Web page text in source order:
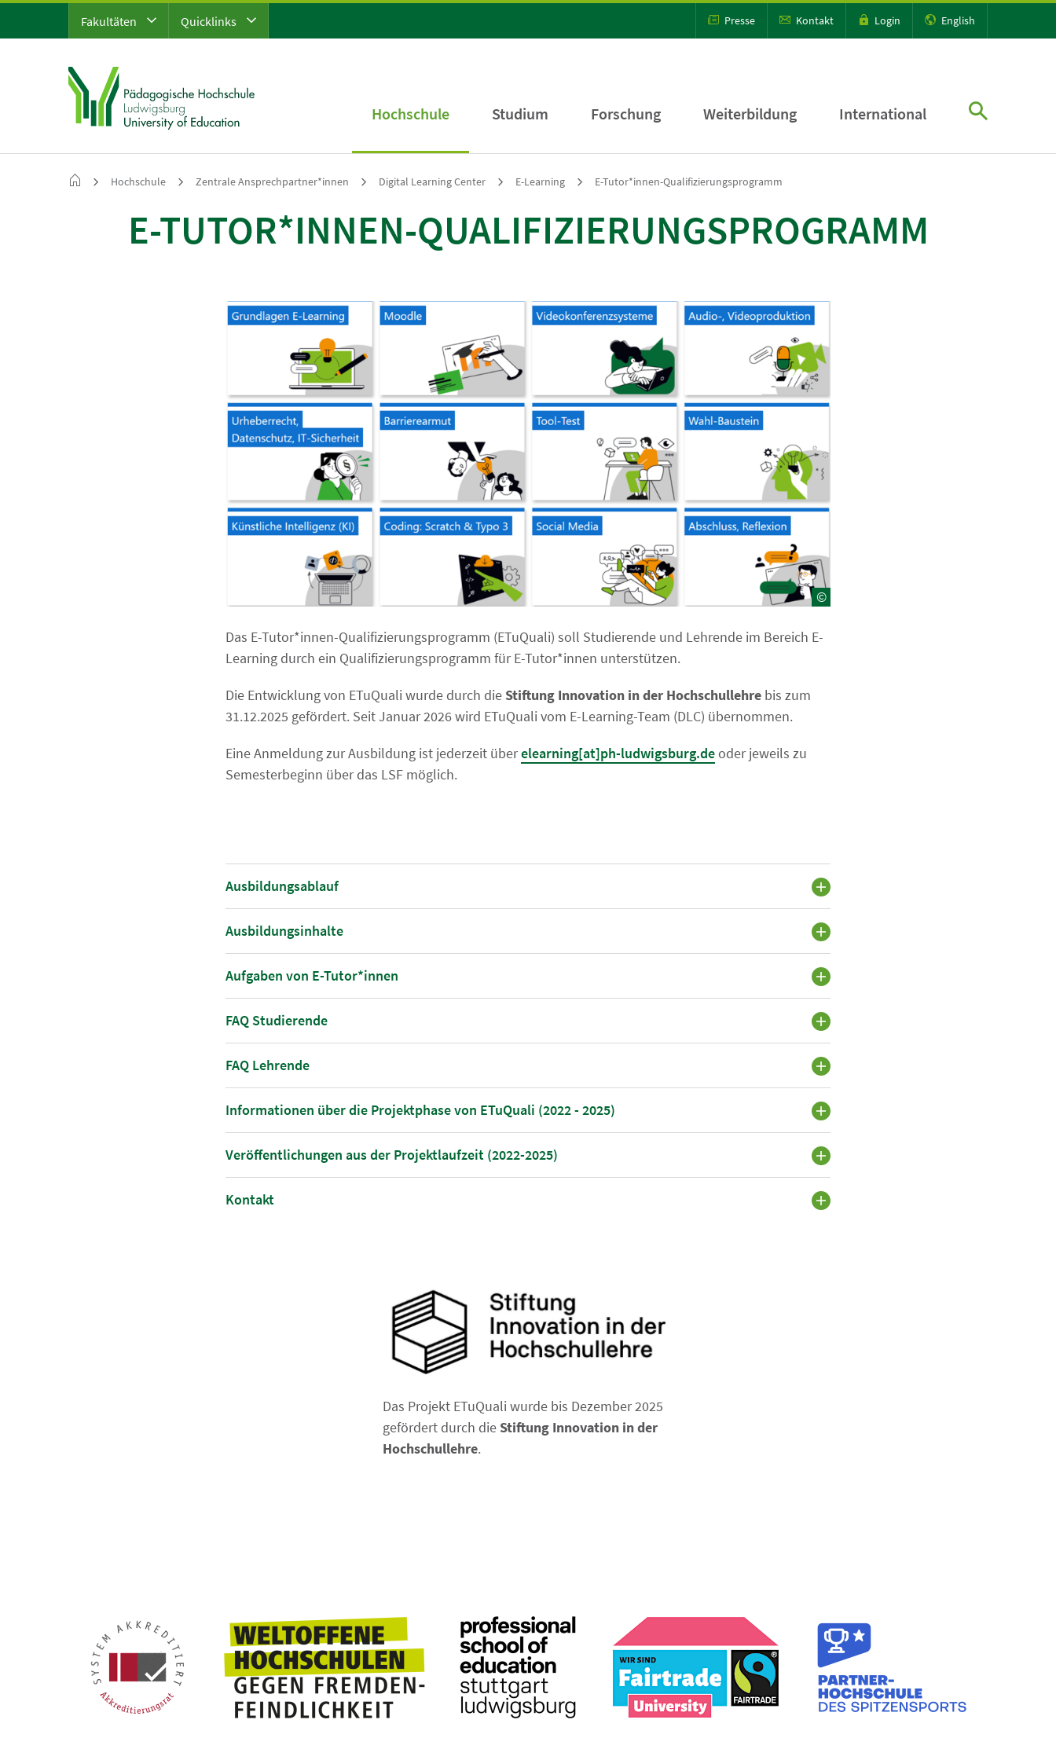
Fakultäten Quicklinks Presse Kontakt Login English
Hochschule Studium Forschung Weiterbildung International
Hochschule Zentrale Ansprechpartner*innen Digital Learning Center E-Learning E-Tutor*innen-Qualifizierungsprogramm
E-TUTOR*INNEN-QUALIFIZIERUNGSPROGRAMM
©
Das E-Tutor*innen-Qualifizierungsprogramm (ETuQuali) soll Studierende und Lehrende im Bereich E-
Learning durch ein Qualifizierungsprogramm für E-Tutor*innen unterstützen.
Die Entwicklung von ETuQuali wurde durch die Stiftung Innovation in der Hochschullehre bis zum
31.12.2025 gefördert. Seit Januar 2026 wird ETuQuali vom E-Learning-Team (DLC) übernommen.
Eine Anmeldung zur Ausbildung ist jederzeit überelearning[at]ph-ludwigsburg.deoder jeweils zu
Semesterbeginn über das LSF möglich.
Ausbildungsablauf
Ausbildungsinhalte
Aufgaben von E-Tutor*innen
FAQ Studierende
FAQ Lehrende
Informationen über die Projektphase von ETuQuali (2022 - 2025)
Veröffentlichungen aus der Projektlaufzeit (2022-2025)
Kontakt
Das Projekt ETuQuali wurde bis Dezember 2025
gefördert durch die Stiftung Innovation in der
Hochschullehre.